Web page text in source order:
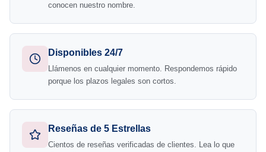
conocen nuestro nombre.
Disponibles 24/7
Llámenos en cualquier momento. Respondemos rápido
porque los plazos legales son cortos.
Reseñas de 5 Estrellas
Cientos de reseñas verificadas de clientes. Lea lo que